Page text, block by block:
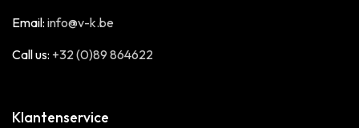
Email: info@v-k.be
Call us: +32 (0)89 864622
Klantenservice